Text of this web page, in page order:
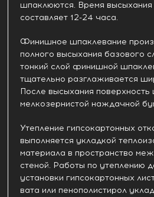
шпаклюются. Время высыхания
составляет 12-24 часа.
Финишное шпаклевание
полного высыхания базового
тонкий слой финишной
тщательно разглаживается
После высыхания
мелкозернистой наждачной
Утепление гипсокартонных
выполняется укладкой
материала в пространство
стеной. Работы по утеплению
установки гипсокартонных
вата или пенополистирол